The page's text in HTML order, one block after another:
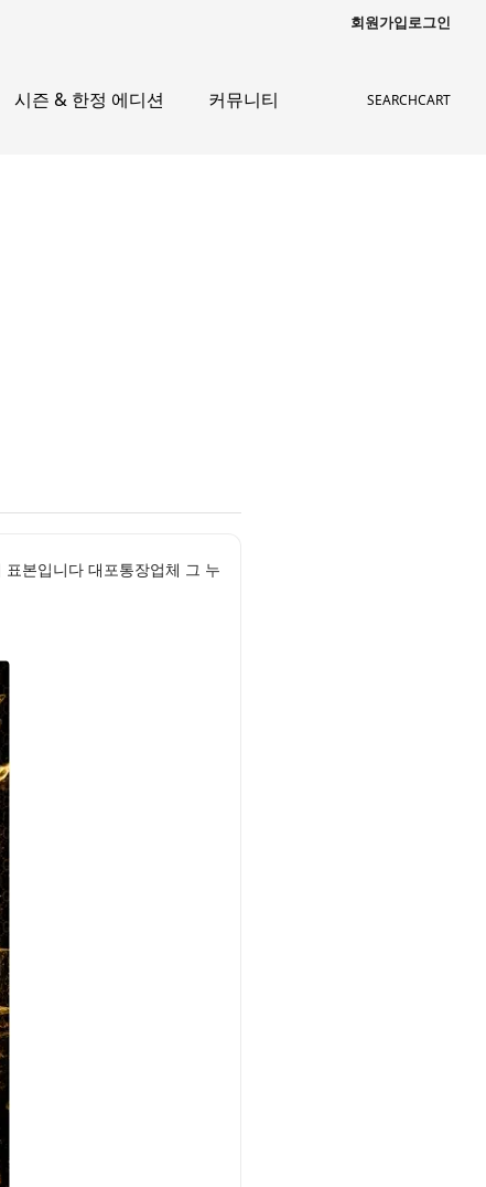
회원가입로그인
시즌 & 한정 에디션 커뮤니티 SEARCHCART
본입니다 대포통장업체 그 누